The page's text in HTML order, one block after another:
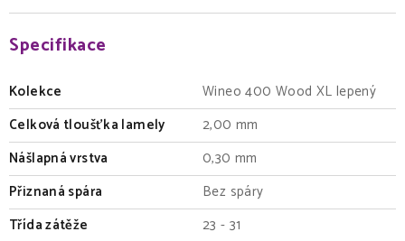
Specifikace
Kolekce
Wineo 400 Wood XL lepený
Celková tloušťka lamely
2,00 mm
Nášlapná vrstva
0,30 mm
Přiznaná spára
Bez spáry
Třída zátěže
23 - 31